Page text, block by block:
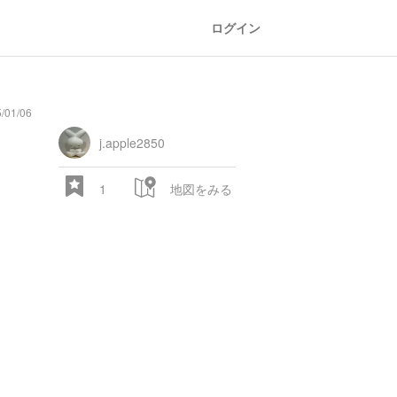
ログイン
01/06
j.apple2850
1 地図をみる